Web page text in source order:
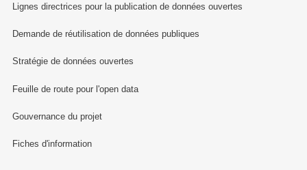
Lignes directrices pour la publication de données ouvertes
Demande de réutilisation de données publiques
Stratégie de données ouvertes
Feuille de route pour l'open data
Gouvernance du projet
Fiches d'information